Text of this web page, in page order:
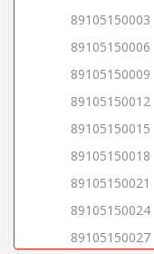
89105150003
89105150006
89105150009
89105150012
89105150015
89105150018
89105150021
89105150024
89105150027